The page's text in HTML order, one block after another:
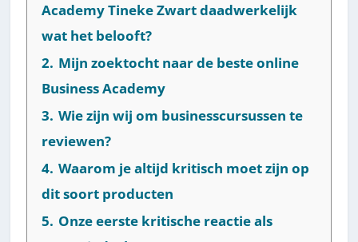
Academy Tineke Zwart daadwerkelijk
wat het belooft?
2. Mijn zoektocht naar de beste online
Business Academy
3. Wie zijn wij om businesscursussen te
reviewen?
4. Waarom je altijd kritisch moet zijn op
dit soort producten
5. Onze eerste kritische reactie als